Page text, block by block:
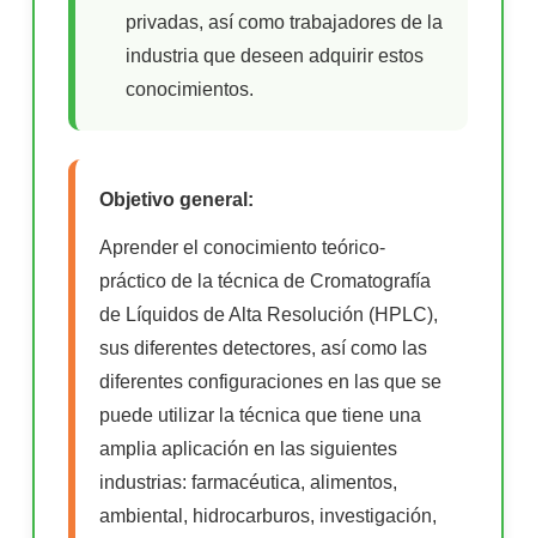
privadas, así como trabajadores de la
industria que deseen adquirir estos
conocimientos.
Objetivo general:
Aprender el conocimiento teórico-
práctico de la técnica de Cromatografía
de Líquidos de Alta Resolución (HPLC),
sus diferentes detectores, así como las
diferentes configuraciones en las que se
puede utilizar la técnica que tiene una
amplia aplicación en las siguientes
industrias: farmacéutica, alimentos,
ambiental, hidrocarburos, investigación,